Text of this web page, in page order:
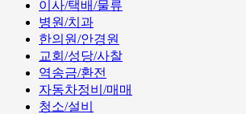
이사/택배/물류
병원/치과
한의원/안경원
교회/성당/사찰
역송금/환전
자동차정비/매매
청소/설비